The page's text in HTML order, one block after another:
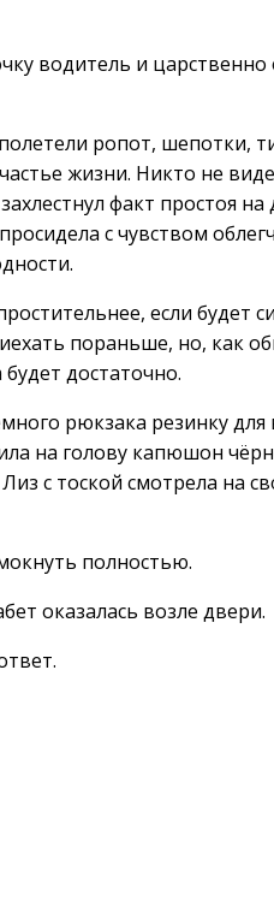
водитель и царственно
ропот, шепотки,
жизни. Никто не
факт простоя на
с чувством
если будет
пораньше, но, как
достаточно.
рюкзака резинку для
на голову капюшон
с тоской смотрела на
полностью.
оказалась возле двери.